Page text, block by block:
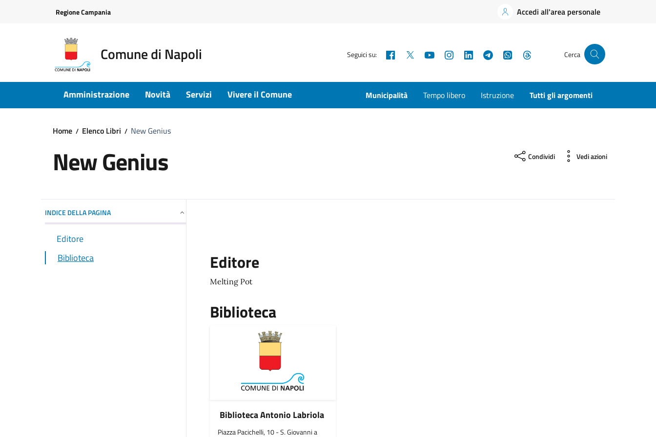
Regione Campania Accedi all'area personale
Comune di Napoli Seguici su: Facebook YouTubeInstagramLinkedInTelegramWhatsApp Cerca
Amministrazione Novità Servizi Vivere il Comune Municipalità Tempo libero Istruzione Tutti gli argomenti
Home Elenco Libri New Genius
New Genius Condividi Vedi azioni
INDICE DELLA PAGINA
Editore
Biblioteca
Editore
Melting Pot
Biblioteca
Biblioteca Antonio Labriola
Piazza Pacichelli, 10 - S. Giovanni a